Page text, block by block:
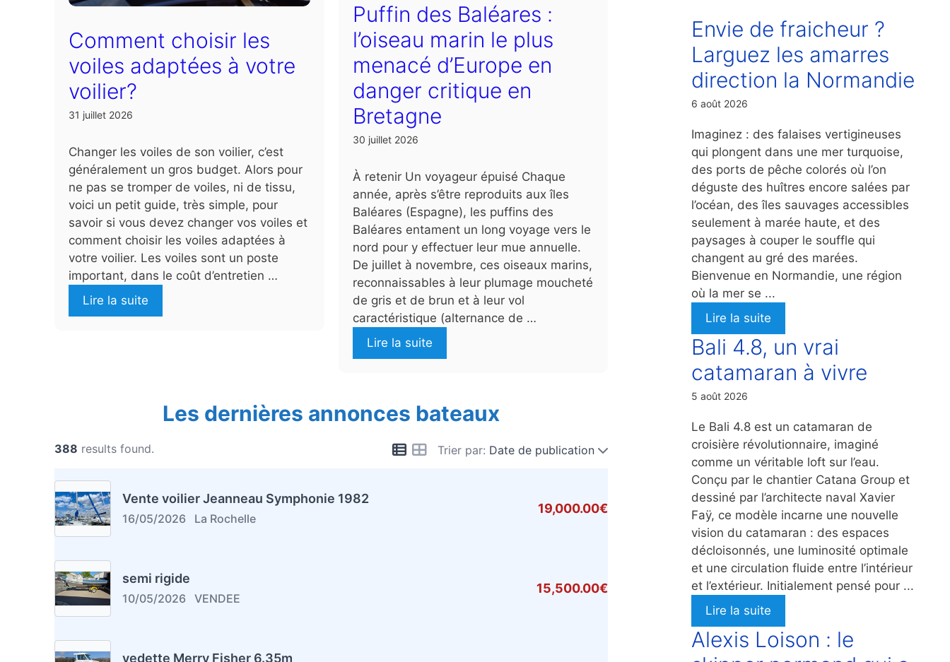
Comment choisir les
voiles adaptées à votre
voilier?
31 juillet 2026
Changer les voiles de son voilier, c’est
généralement un gros budget. Alors pour
ne pas se tromper de voiles, ni de tissu,
voici un petit guide, très simple, pour
savoir si vous devez changer vos voiles et
comment choisir les voiles adaptées à
votre voilier. Les voiles sont un poste
important, dans le coût d’entretien …
Lire la suite
Puffin des Baléares :
l’oiseau marin le plus
menacé d’Europe en
danger critique en
Bretagne
30 juillet 2026
À retenir Un voyageur épuisé Chaque
année, après s’être reproduits aux îles
Baléares (Espagne), les puffins des
Baléares entament un long voyage vers le
nord pour y effectuer leur mue annuelle.
De juillet à novembre, ces oiseaux marins,
reconnaissables à leur plumage moucheté
de gris et de brun et à leur vol
caractéristique (alternance de …
Lire la suite
Les dernières annonces bateaux
Trier par: Date de publication
388 results found.
Vente voilier Jeanneau Symphonie 1982
16/05/2026 La Rochelle
19,000.00€
semi rigide
10/05/2026 VENDEE
15,500.00€
vedette Merry Fisher 6.35m
Envie de fraicheur ?
Larguez les amarres
direction la Normandie
6 août 2026
Imaginez : des falaises vertigineuses
qui plongent dans une mer turquoise,
des ports de pêche colorés où l’on
déguste des huîtres encore salées par
l’océan, des îles sauvages accessibles
seulement à marée haute, et des
paysages à couper le souffle qui
changent au gré des marées.
Bienvenue en Normandie, une région
où la mer se ...
Lire la suite
Bali 4.8, un vrai
catamaran à vivre
5 août 2026
Le Bali 4.8 est un catamaran de
croisière révolutionnaire, imaginé
comme un véritable loft sur l’eau.
Conçu par le chantier Catana Group et
dessiné par l’architecte naval Xavier
Faÿ, ce modèle incarne une nouvelle
vision du catamaran : des espaces
décloisonnés, une luminosité optimale
et une circulation fluide entre l’intérieur
et l’extérieur. Initialement pensé pour ...
Lire la suite
Alexis Loison : le